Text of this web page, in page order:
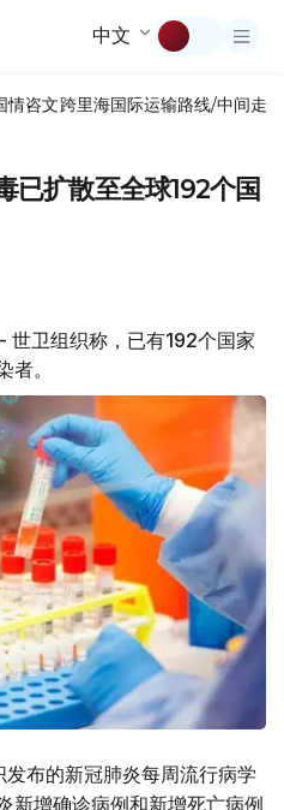
中文
情咨文跨里海国际运输路线/中间走廊
已扩散至全球192个国
卫组织称，已有192个国家
。
布的新冠肺炎每周流行病学
新增确诊病例和新增死亡病例